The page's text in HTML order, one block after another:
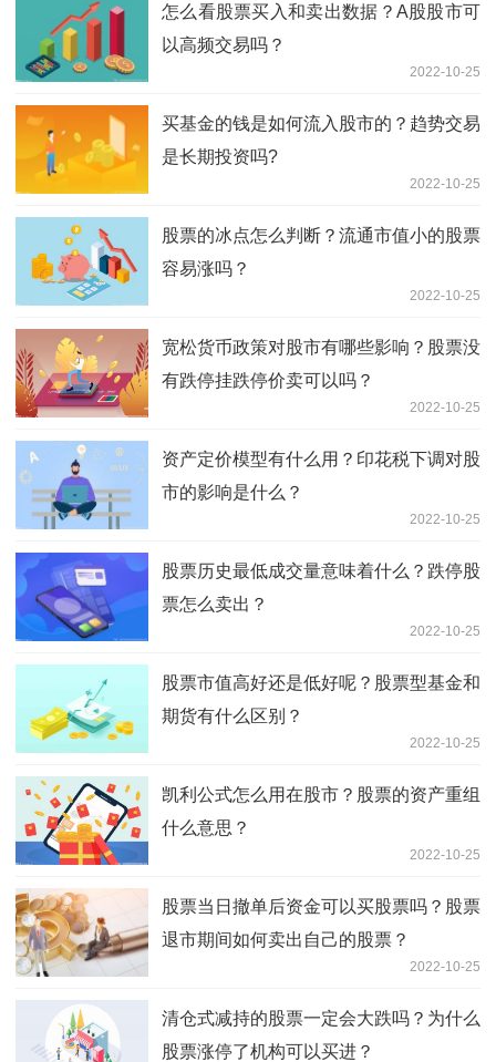
怎么看股票买入和卖出数据？A股股市可
以高频交易吗？
2022-10-25
买基金的钱是如何流入股市的？趋势交易
是长期投资吗?
2022-10-25
股票的冰点怎么判断？流通市值小的股票
容易涨吗？
2022-10-25
宽松货币政策对股市有哪些影响？股票没
有跌停挂跌停价卖可以吗？
2022-10-25
资产定价模型有什么用？印花税下调对股
市的影响是什么？
2022-10-25
股票历史最低成交量意味着什么？跌停股
票怎么卖出？
2022-10-25
股票市值高好还是低好呢？股票型基金和
期货有什么区别？
2022-10-25
凯利公式怎么用在股市？股票的资产重组
什么意思？
2022-10-25
股票当日撤单后资金可以买股票吗？股票
退市期间如何卖出自己的股票？
2022-10-25
清仓式减持的股票一定会大跌吗？为什么
股票涨停了机构可以买进？